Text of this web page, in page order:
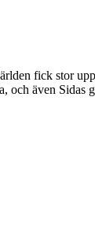
fick stor
och även Sidas